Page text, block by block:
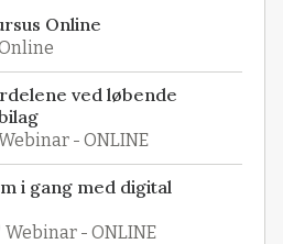
Online
ved løbende
- ONLINE
i gang med digital
Webinar - ONLINE